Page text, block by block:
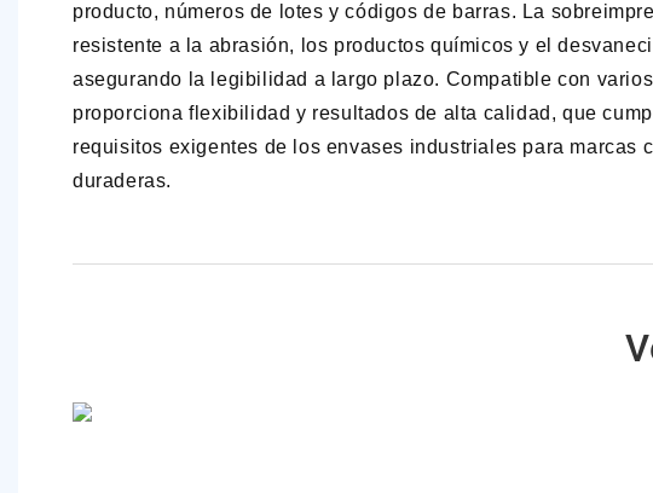
producto, números de lotes y códigos de barras. La
resistente a la abrasión, los productos químicos y el
asegurando la legibilidad a largo plazo. Compatible con
proporciona flexibilidad y resultados de alta calidad, que
requisitos exigentes de los envases industriales para marcas
duraderas.